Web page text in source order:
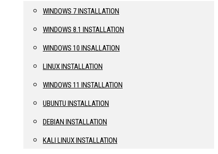
WINDOWS 7 INSTALLATION
WINDOWS 8.1 INSTALLATION
WINDOWS 10 INSALLATION
LINUX INSTALLATION
WINDOWS 11 INSTALLATION
UBUNTU INSTALLATION
DEBIAN INSTALLATION
KALI LINUX INSTALLATION